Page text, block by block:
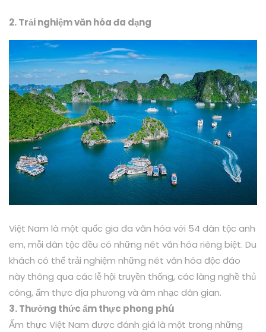
2. Trải nghiệm văn hóa đa dạng
Việt Nam là một quốc gia đa văn hóa với 54 dân tộc anh
em, mỗi dân tộc đều có những nét văn hóa riêng biệt. Du
khách có thể trải nghiệm những nét văn hóa độc đáo
này thông qua các lễ hội truyền thống, các làng nghề thủ
công, ẩm thực địa phương và âm nhạc dân gian.
3. Thưởng thức ẩm thực phong phú
Ẩm thực Việt Nam được đánh giá là một trong những